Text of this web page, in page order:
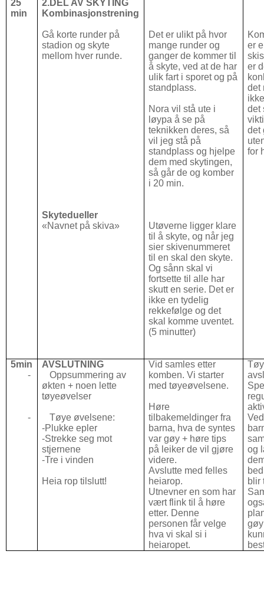
25
min
2.DEL AV SKYTING
Kombinasjonstrening
Gå korte runder på
stadion og skyte
mellom hver runde.
Skytedueller
«Navnet på skiva»
Det er ulikt på hvor
mange runder og
ganger de kommer til
å skyte, ved at de har
ulik fart i sporet og på
standplass.
Nora vil stå ute i
løypa å se på
teknikken deres, så
vil jeg stå på
standplass og hjelpe
dem med skytingen,
så går de og komber
i 20 min.
Utøverne ligger klare
til å skyte, og når jeg
sier skivenummeret
til en skal den skyte.
Og sånn skal vi
fortsette til alle har
skutt en serie. Det er
ikke en tydelig
rekkefølge og det
skal komme uventet.
(5 minutter)
er
er
det
det
det
for
5min
AVSLUTNING
- Oppsummering av
økten + noen lette
tøyeøvelser
- Tøye øvelsene:
-Plukke epler
-Strekke seg mot
stjernene
-Tre i vinden
Heia rop tilslutt!
Vid samles etter
komben. Vi starter
med tøyeøvelsene.
Høre
tilbakemeldinger fra
barna, hva de syntes
var gøy + høre tips
på leiker de vil gjøre
videre.
Avslutte med felles
heiarop.
Utnevner en som har
vært flink til å høre
etter. Denne
personen får velge
hva vi skal si i
heiaropet.
og
blir